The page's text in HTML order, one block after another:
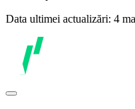
Data ultimei actualizări: 4